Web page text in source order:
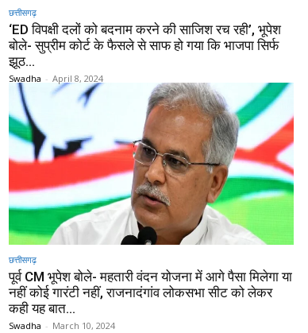
छत्तीसगढ़
‘ED विपक्षी दलों को बदनाम करने की साजिश रच रही’, भूपेश
बोले- सुप्रीम कोर्ट के फैसले से साफ हो गया कि भाजपा सिर्फ
झूठ...
Swadha - April 8, 2024
छत्तीसगढ़
पूर्व CM भूपेश बोले- महतारी वंदन योजना में आगे पैसा मिलेगा या
नहीं कोई गारंटी नहीं, राजनादंगांव लोकसभा सीट को लेकर
कही यह बात…
Swadha - March 10, 2024